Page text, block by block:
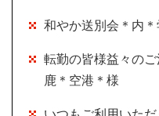
和やか送別会＊内
転勤の皆様益々の
鹿＊空港＊様